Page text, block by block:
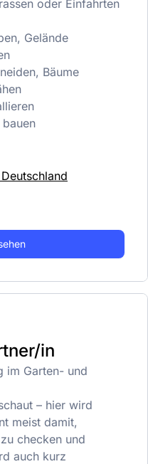
oder Einfahrten
Gelände
Bäume
in
im Garten- und
– hier wird
meist damit,
checken und
auch kurz